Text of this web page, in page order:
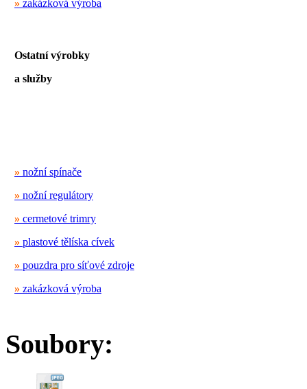
» zakázková výroba
Ostatní výrobky
a služby
» nožní spínače
» nožní regulátory
» cermetové trimry
» plastové tělíska cívek
» pouzdra pro síťové zdroje
» zakázková výroba
Soubory: